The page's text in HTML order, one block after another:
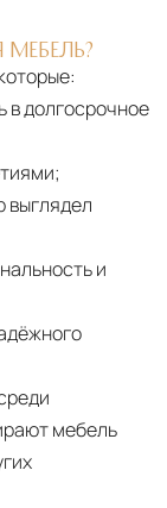
в долгосрочное
выглядел
и
мебель